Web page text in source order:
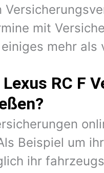
mit
mehr als
RC F
Beispiel um
ihr